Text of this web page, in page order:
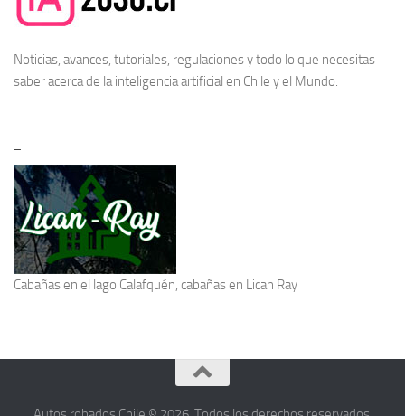
Noticias, avances, tutoriales, regulaciones y todo lo que necesitas
saber acerca de lainteligencia artificial en Chile y el Mundo.
–
Cabañas en el lago Calafquén, cabañas en Lican Ray